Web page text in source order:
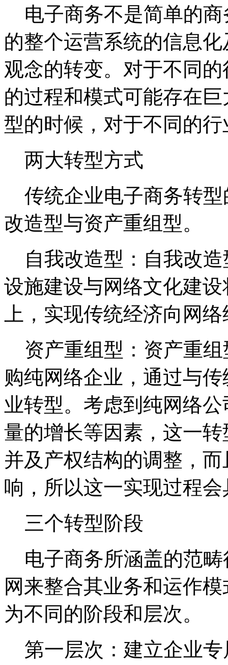
电子商务不是简单的商
的整个运营系统的信息
观念的转变。对于不同
的过程和模式可能存在
型的时候，对于不同的
两大转型方式
传统企业电子商务转型
改造型与资产重组型。
自我改造型：自我改造
设施建设与网络文化建
上，实现传统经济向网
资产重组型：资产重组
购纯网络企业，通过与
业转型。考虑到纯网络
量的增长等因素，这一
并及产权结构的调整，
响，所以这一实现过程
三个转型阶段
电子商务所涵盖的范畴
网来整合其业务和运作
为不同的阶段和层次。
第一层次：建立企业专